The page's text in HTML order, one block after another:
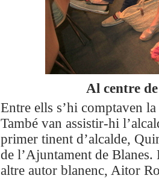
Al centre
Entre ells s’hi comptaven
També van assistir-hi
primer tinent d’alcalde,
de l’Ajuntament de Blanes.
altre autor blanenc, Aitor